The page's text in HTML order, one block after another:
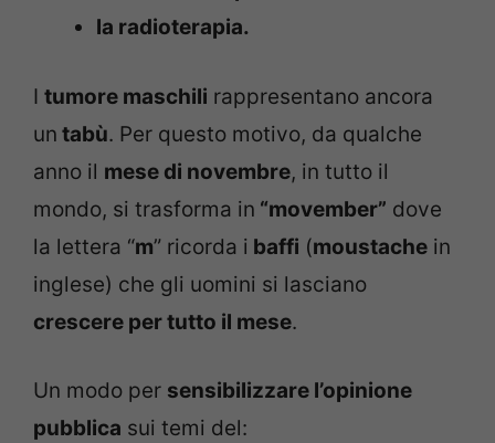
la radioterapia.
I tumore maschili rappresentano ancora
un tabù. Per questo motivo, da qualche
anno il mese di novembre, in tutto il
mondo, si trasforma in “movember” dove
la lettera “m” ricorda i baffi (moustache in
inglese) che gli uomini si lasciano
crescere per tutto il mese.
Un modo per sensibilizzare l’opinione
pubblica sui temi del: